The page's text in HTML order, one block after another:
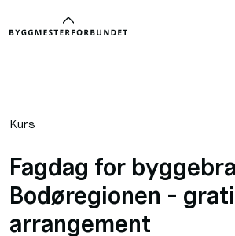
Kurs
Fagdag for
Bodøregionen -
arrangement